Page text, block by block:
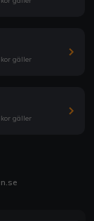
gäller
gäller